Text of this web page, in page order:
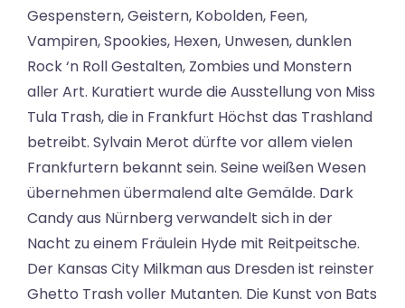
Gespenstern, Geistern, Kobolden, Feen,
Vampiren, Spookies, Hexen, Unwesen, dunklen
Rock ‘n Roll Gestalten, Zombies und Monstern
aller Art. Kuratiert wurde die Ausstellung von Miss
Tula Trash, die in Frankfurt Höchst das Trashland
betreibt. Sylvain Merot dürfte vor allem vielen
Frankfurtern bekannt sein. Seine weißen Wesen
übernehmen übermalend alte Gemälde. Dark
Candy aus Nürnberg verwandelt sich in der
Nacht zu einem Fräulein Hyde mit Reitpeitsche.
Der Kansas City Milkman aus Dresden ist reinster
Ghetto Trash voller Mutanten. Die Kunst von Bats